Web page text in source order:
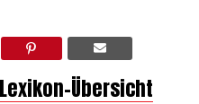
Übersicht